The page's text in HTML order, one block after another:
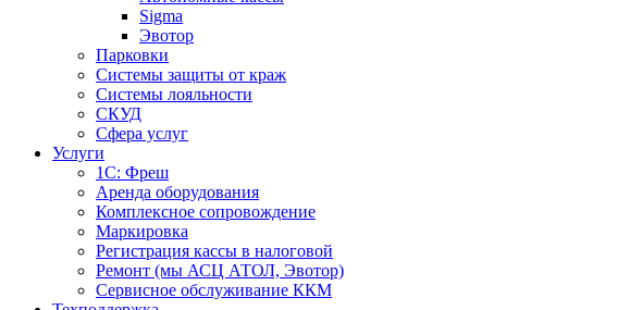
Sigma
Эвотор
Парковки
Системы защиты от краж
Системы лояльности
СКУД
Сфера услуг
Услуги
1С: Фреш
Аренда оборудования
Комплексное сопровождение
Маркировка
Регистрация кассы в налоговой
Ремонт (мы АСЦ АТОЛ, Эвотор)
Сервисное обслуживание ККМ